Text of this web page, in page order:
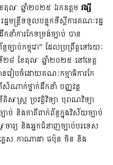
តុលា ឆ្នាំ២០២៥ ឯកឧត្តម វង្សី
ដ្ឋមន្ត្រីទទួលបន្ទុកទីស្តីការគណៈរដ្ឋ
នាំការកែទម្រង់ច្បាប់ បាន
បាប់កម្ពុជា” ដែលប្រព្រឹត្តទៅរយៈ
២៨ ខែតុលា ឆ្នាំ២០២៥ នៅខេត្ត
នរៀបចំដោយគណៈកម្មាធិការកែ
ាក់ថ្នាក់ដឹកនាំ បញ្ញវន្ត
តិសាស្ត្រ ប្រវត្តិវិទ្យា បុរាណវិទ្យា
បាប់ និងភាគីពាក់ព័ន្ធក្នុងវិស័យច្បាប់
ាចារ្យ និងអ្នកជំនាញច្បាប់បរទេស
េស កាណាដា ជប៉ុន ចិន និង